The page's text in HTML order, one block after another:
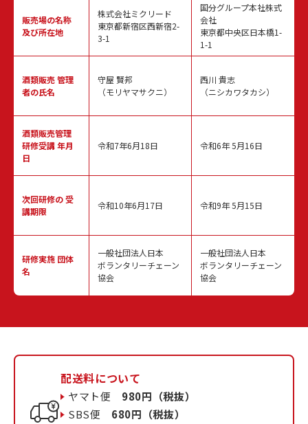
販売場の名称
及び所在地
酒類販売管理
者の氏名
酒類販売管理
研修受講 年月
日
次回研修の受
講期限
研修実施 団体
名
株式会社ミクリード
東京都新宿区西新宿2-
3-1
守屋 賢邦
（モリヤマサクニ）
令和7年6月18日
令和10年6月17日
一般社団法人日本
ボランタリーチェーン
協会
国分グループ本社株式
会社
東京都中央区日本橋1-
1-1
西川 貴志
（ニシカワタカシ）
令和6年 5月16日
令和9年 5月15日
一般社団法人日本
ボランタリーチェーン
協会
配送料について
ヤマト便 980円（税抜）
SBS便 680円（税抜）